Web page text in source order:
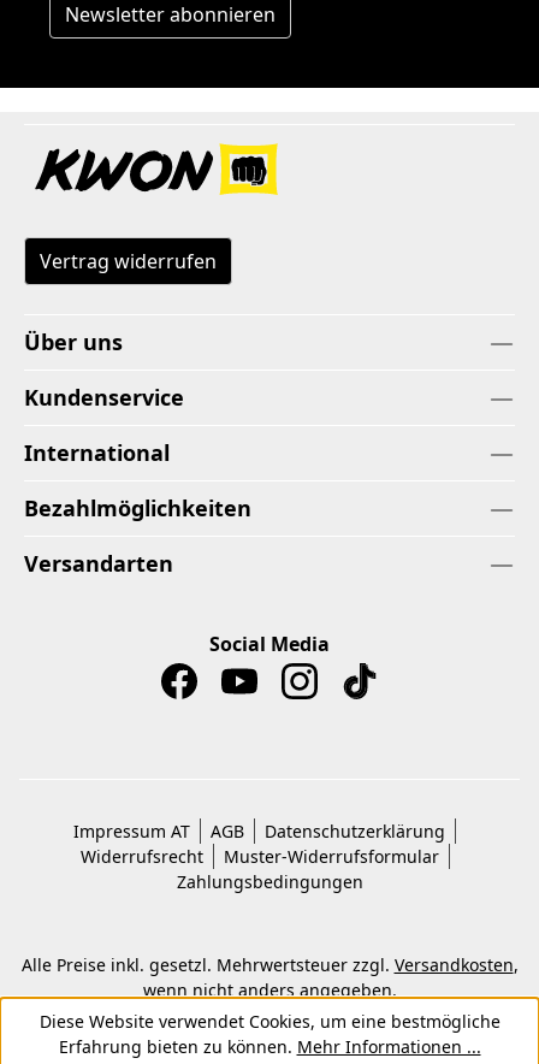
Newsletter abonnieren
Vertrag widerrufen
Über uns
Kundenservice
International
Bezahlmöglichkeiten
Versandarten
Social Media
Impressum AT AGB
Datenschutzerklärung
Widerrufsrecht
Muster-Widerrufsformular
Zahlungsbedingungen
Alle Preise inkl. gesetzl. Mehrwertsteuer zzgl. Versandkosten,
wenn nicht anders angegeben.
© 2026 Copyright © Kwon KG. Alle Rechte vorbehalten.
Diese Website verwendet Cookies, um eine bestmögliche
Erfahrung bieten zu können. Mehr Informationen ...